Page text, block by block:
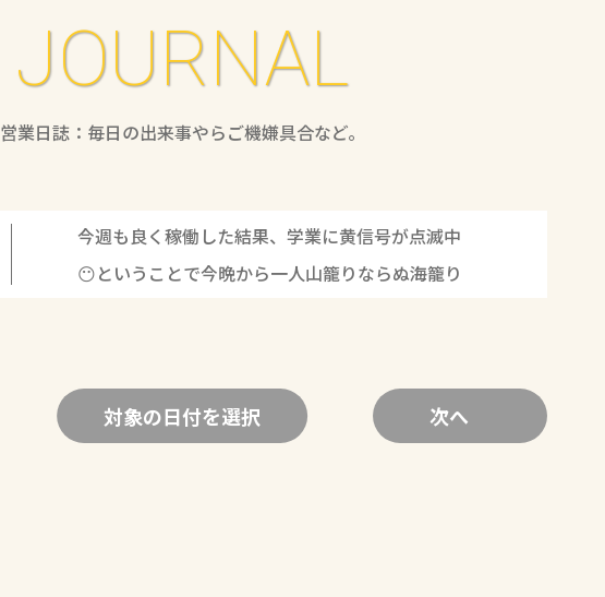
JOURNAL
営業日誌：毎日の出来事やらご機嫌具合など。
今週も良く稼働した結果、学業に黄信号が点滅中
😶ということで今晩から一人山籠りならぬ海籠り
次へ
対象の日付を選択